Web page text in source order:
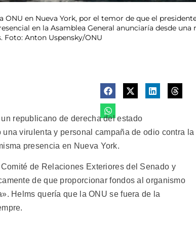
en Nueva York, por el temor de que el
en la Asamblea General anunciaría desde
Foto: Anton Uspensky/ONU
republicano de derecha del estado
virulenta y personal campaña de odio contra la
presencia en Nueva York.
de Relaciones Exteriores del Senado y
de que proporcionar fondos al organismo
Helms quería que la ONU se fuera de la